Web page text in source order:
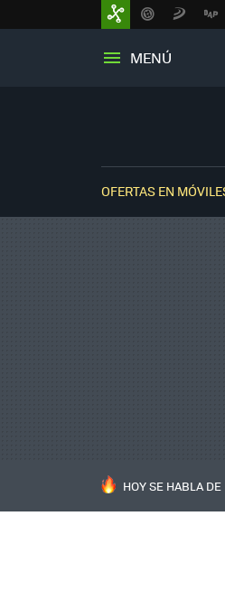
MENÚ
OFERTAS EN
HOY SE HABLA DE